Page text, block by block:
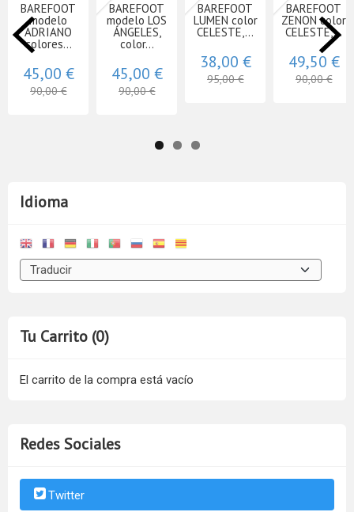
Idioma
Tu Carrito (0)
El carrito de la compra está vacío
Redes Sociales
Twitter
BAREFOOT
modelo
ADRIANO
colores...
45,00 €
90,00 €
BAREFOOT
modelo LOS
ÁNGELES,
color...
45,00 €
90,00 €
BAREFOOT
LUMEN color
CELESTE,...
38,00 €
95,00 €
BAREFOOT
ZENON color
CELESTE,...
49,50 €
90,00 €